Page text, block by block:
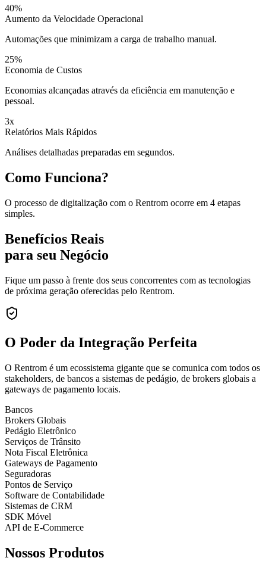
40%
Aumento da Velocidade Operacional
Automações que minimizam a carga de trabalho manual.
25%
Economia de Custos
Economias alcançadas através da eficiência em manutenção e
pessoal.
3x
Relatórios Mais Rápidos
Análises detalhadas preparadas em segundos.
Como Funciona?
O processo de digitalização com o Rentrom ocorre em 4 etapas
simples.
Benefícios Reais
para seu Negócio
Fique um passo à frente dos seus concorrentes com as tecnologias
de próxima geração oferecidas pelo Rentrom.
O Poder da Integração Perfeita
O Rentrom é um ecossistema gigante que se comunica com todos os
stakeholders, de bancos a sistemas de pedágio, de brokers globais a
gateways de pagamento locais.
Bancos
Brokers Globais
Pedágio Eletrônico
Serviços de Trânsito
Nota Fiscal Eletrônica
Gateways de Pagamento
Seguradoras
Pontos de Serviço
Software de Contabilidade
Sistemas de CRM
SDK Móvel
API de E-Commerce
Nossos Produtos